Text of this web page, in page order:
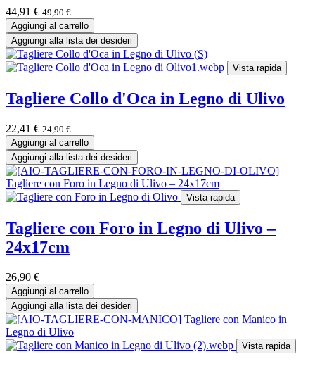
44,91 € 49,90€
Aggiungi al carrello
Aggiungi alla lista dei desideri
Vista rapida
Tagliere Collo d'Oca in Legno di Ulivo
22,41 € 24,90€
Aggiungi al carrello
Aggiungi alla lista dei desideri
Vista rapida
Tagliere con Foro in Legno di Ulivo –
24x17cm
26,90 €
Aggiungi al carrello
Aggiungi alla lista dei desideri
Vista rapida